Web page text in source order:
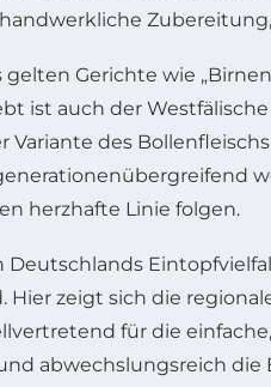
Gerichte wie
ist auch der
Variante des
herzhafte Linie folgen.
Hier zeigt sich die
für die
abwechslungsreich